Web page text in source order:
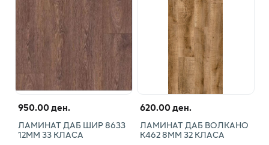
950.00 ден.
ЛАМИНАТ ДАБ ШИР 8633
12ММ 33 КЛАСА
620.00 ден.
ЛАМИНАТ ДАБ ВОЛКАНО
К462 8ММ 32 КЛАСА